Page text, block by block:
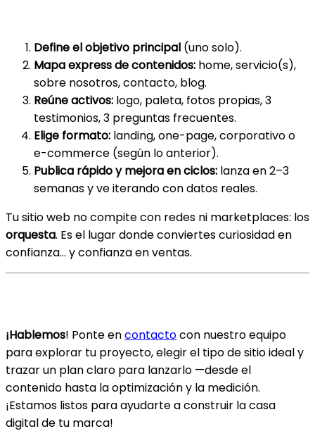
Define el objetivo principal (uno solo).
Mapa express de contenidos: home, servicio(s),
sobre nosotros, contacto, blog.
Reúne activos: logo, paleta, fotos propias, 3
testimonios, 3 preguntas frecuentes.
Elige formato: landing, one-page, corporativo o
e-commerce (según lo anterior).
Publica rápido y mejora en ciclos: lanza en 2–3
semanas y ve iterando con datos reales.
Tu sitio web no compite con redes ni marketplaces: los
orquesta. Es el lugar donde conviertes curiosidad en
confianza… y confianza en ventas.
¡Hablemos! Ponte encontactocon nuestro equipo
para explorar tu proyecto, elegir el tipo de sitio ideal y
trazar un plan claro para lanzarlo —desde el
contenido hasta la optimización y la medición.
¡Estamos listos para ayudarte a construir la casa
digital de tu marca!